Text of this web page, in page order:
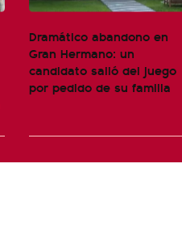
Dramático abandono en
Gran Hermano: un
candidato salió del juego
por pedido de su familia